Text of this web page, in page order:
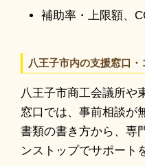
補助率・上限額、
八王子市内の支援窓口
八王子市商工会議所や
窓口では、事前相談が
書類の書き方から、専
ンストップでサポート